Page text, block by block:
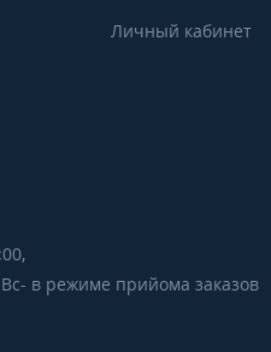
Личный кабинет
в режиме прийома заказов